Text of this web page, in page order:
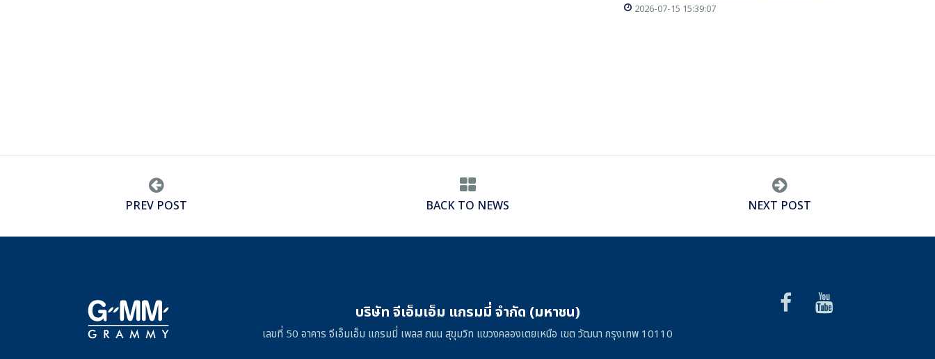
2026-07-15 15:39:07
PREV POST BACK TO NEWS NEXT POST
บริษัท จีเอ็มเอ็ม แกรมมี่ จำกัด (มหาชน)
เลขที่ 50 อาคาร จีเอ็มเอ็ม แกรมมี่ เพลส ถนน สุขุมวิท แขวงคลองเตยเหนือ เขต วัฒนา กรุงเทพ 10110